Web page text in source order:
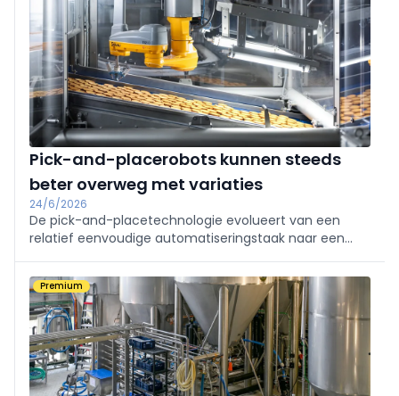
Pick-and-placerobots kunnen steeds
beter overweg met variaties
24/6/2026
De pick-and-placetechnologie evolueert van een
relatief eenvoudige automatiseringstaak naar een
producten kan opvangen, dankzij de integratie van
visiesystemen en artificiële intelligentie. Hierdoor
kunnen robots tegenwoordig variabele en
onregelmatige voedingsproducten herkennen en
verwerken.
Premium